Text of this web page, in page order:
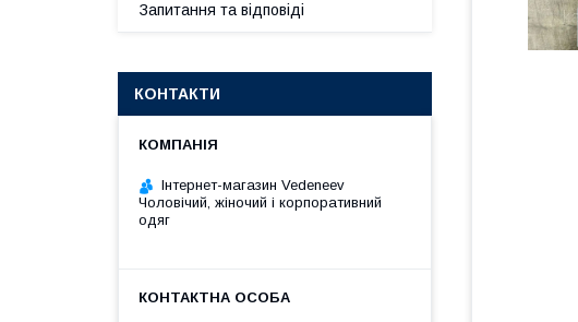
Запитання та відповіді
КОНТАКТИ
Інтернет-магазин Vedeneev
Чоловічий, жіночий і корпоративний
одяг